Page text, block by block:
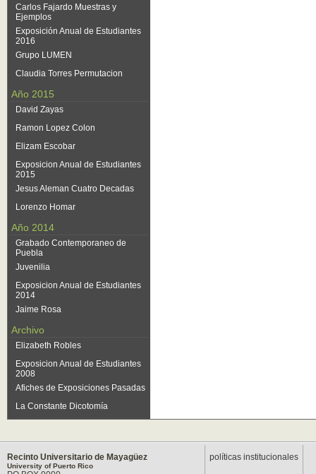
Carlos Fajardo Muestras y
Ejemplos
Exposición Anual de Estudiantes
2016
Grupo LUMEN
Claudia Torres Permutacion
Año 2015
David Zayas
Ramon Lopez Colon
Elizam Escobar
Exposicion Anual de Estudiantes
2015
Jesus Aleman Cuatro Decadas
Lorenzo Homar
Año 2014
Grabado Contemporaneo de
Puebla
Juvenilia
Exposicion Anual de Estudiantes
2014
Jaime Rosa
Archivo
Elizabeth Robles
Exposicion Anual de Estudiantes
2008
Afiches de Exposiciones Pasadas
La Constante Dicotomía
Recinto Universitario de Mayagüez
University of Puerto Rico
políticas institucionales